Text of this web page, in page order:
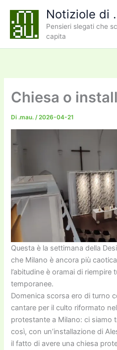
contenuto
Notiziole di
Pensieri slegati che
capita
Chiesa o
Di .mau./2026-04-21
Questa è la settimana della
che Milano è ancora più
l’abitudine è oramai di
temporanee.
Domenica scorsa ero di turno
cantare per il culto riformato
protestante a Milano: ci siamo
così, con un’installazione di
il fatto di avere una chiesa